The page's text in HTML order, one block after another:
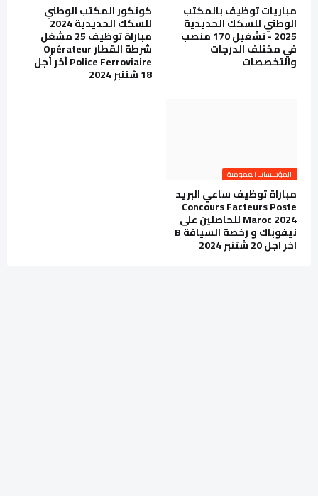
مباريات توظيف بالمكتب
الوطني للسكك الحديدية
2025 - تشغيل 170 منصب
في مختلف الدرجات
والتخصصات
كونكور المكتب الوطني
للسكك الحديدية 2024
مباراة توظيف 25 مشغل
شرطة القطار Opérateur
Police Ferroviaire آخر أجل
18 شتنبر 2024
المؤسسات العمومية
مباراة توظيف ساعي البريد
Concours Facteurs Poste
Maroc 2024 للحاصلين على
نيفوباك و رخصة السياقة B
اخر اجل 20 شتنبر 2024